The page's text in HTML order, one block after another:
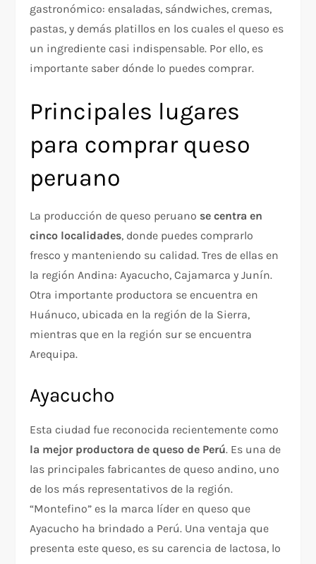
gastronómico: ensaladas, sándwiches, cremas,
pastas, y demás platillos en los cuales el queso es
un ingrediente casi indispensable. Por ello, es
importante saber dónde lo puedes comprar.
Principales lugares
para comprar queso
peruano
La producción de queso peruano se centra en
cinco localidades, donde puedes comprarlo
fresco y manteniendo su calidad. Tres de ellas en
la región Andina: Ayacucho, Cajamarca y Junín.
Otra importante productora se encuentra en
Huánuco, ubicada en la región de la Sierra,
mientras que en la región sur se encuentra
Arequipa.
Ayacucho
Esta ciudad fue reconocida recientemente como
la mejor productora de queso de Perú. Es una de
las principales fabricantes de queso andino, uno
de los más representativos de la región.
“Montefino” es la marca líder en queso que
Ayacucho ha brindado a Perú. Una ventaja que
presenta este queso, es su carencia de lactosa, lo